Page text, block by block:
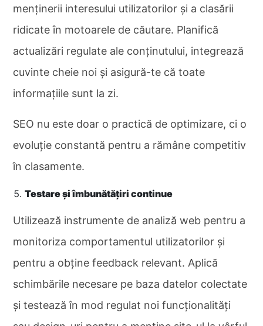
menținerii interesului utilizatorilor și a clasării
ridicate în motoarele de căutare. Planifică
actualizări regulate ale conținutului, integrează
cuvinte cheie noi și asigură-te că toate
informațiile sunt la zi.
SEO nu este doar o practică de optimizare, ci o
evoluție constantă pentru a rămâne competitiv
în clasamente.
Testare și îmbunătățiri continue
Utilizează instrumente de analiză web pentru a
monitoriza comportamentul utilizatorilor și
pentru a obține feedback relevant. Aplică
schimbările necesare pe baza datelor colectate
și testează în mod regulat noi funcționalități